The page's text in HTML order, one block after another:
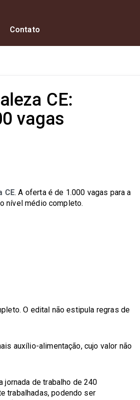
Contato
CE:
vagas
CE. A oferta é de 1.000 vagas para a
nível médio completo.
O edital não estipula regras de
auxílio-alimentação, cujo valor não
jornada de trabalho de 240
trabalhadas, podendo ser